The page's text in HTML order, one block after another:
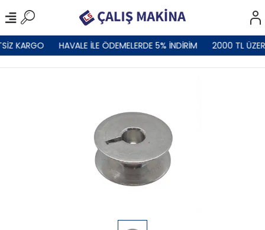
KARGO HAVALE İLE ÖDEMELERDE 5% İNDİRİM 2000 TL